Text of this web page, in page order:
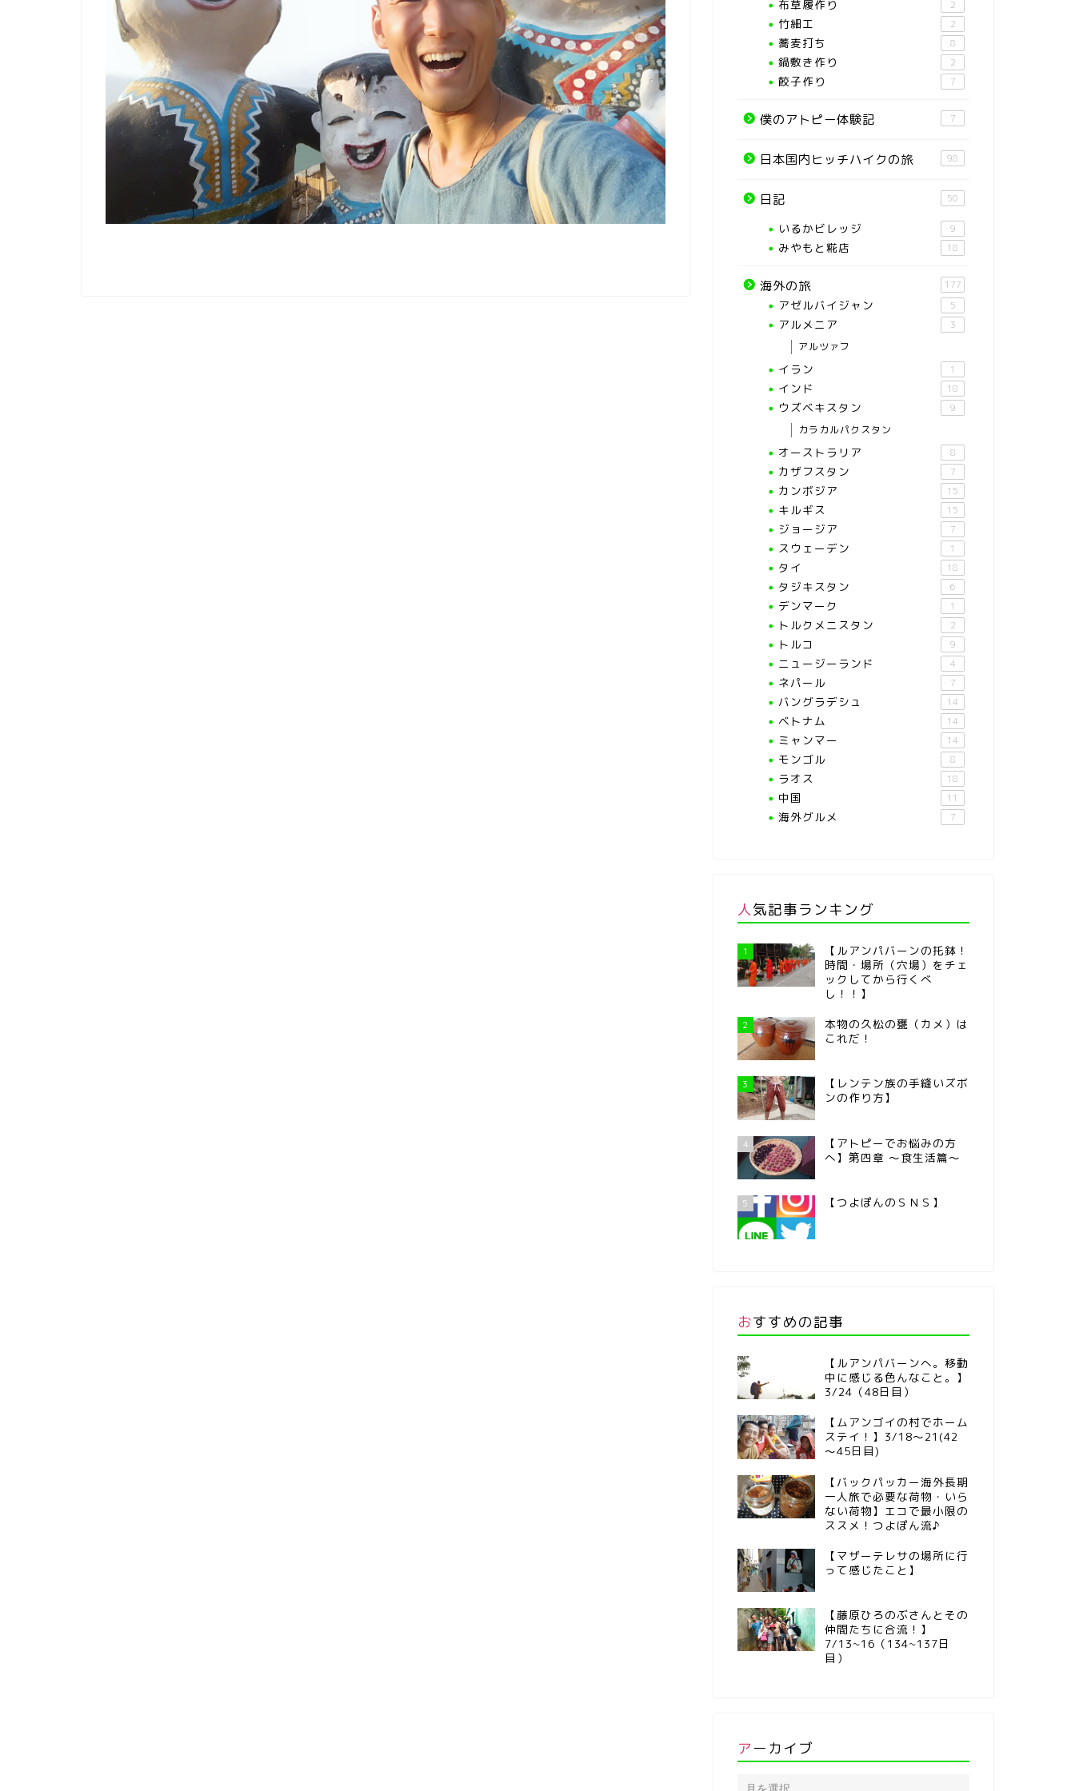
布草履作り 2
竹細工 2
蕎麦打ち 8
鍋敷き作り 2
餃子作り 7
僕のアトピー体験記 7
日本国内ヒッチハイクの旅 98
日記 50
いるかビレッジ 9
みやもと糀店 18
海外の旅 177
アゼルバイジャン 5
アルメニア 3
アルツァフ
イラン 1
インド 18
ウズベキスタン 9
カラカルパクスタン
オーストラリア 8
カザフスタン 7
カンボジア 15
キルギス 15
ジョージア 7
スウェーデン 1
タイ 18
タジキスタン 6
デンマーク 1
トルクメニスタン 2
トルコ 9
ニュージーランド 4
ネパール 7
バングラデシュ 14
ベトナム 14
ミャンマー 14
モンゴル 8
ラオス 18
中国 11
海外グルメ 7
人気記事ランキング
1
【ルアンパバーンの托鉢！
時間・場所（穴場）をチェ
ックしてから行くべ
し！！】
2
本物の久松の甕（カメ）は
これだ！
3
【レンテン族の手縫いズボ
ンの作り方】
4
【アトピーでお悩みの方
へ】第四章 ～食生活篇～
5 【つよぽんのＳＮＳ】
おすすめの記事
【ルアンパバーンへ。移動
中に感じる色んなこと。】
3/24（48日目）
【ムアンゴイの村でホーム
ステイ！】3/18～21(42
～45日目)
【バックパッカー海外長期
一人旅で必要な荷物・いら
ない荷物】エコで最小限の
ススメ！つよぽん流♪
【マザーテレサの場所に行
って感じたこと】
【藤原ひろのぶさんとその
仲間たちに合流！】
7/13~16（134~137日
目）
アーカイブ